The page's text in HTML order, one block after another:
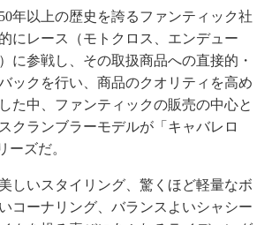
年以上の歴史を誇るファンティック社
にレース（モトクロス、エンデュー
に参戦し、その取扱商品への直接的・
ックを行い、商品のクオリティを高め
た中、ファンティックの販売の中心と
クランブラーモデルが「キャバレロ
ーズだ。
しいスタイリング、驚くほど軽量なボ
コーナリング、バランスよいシャシー